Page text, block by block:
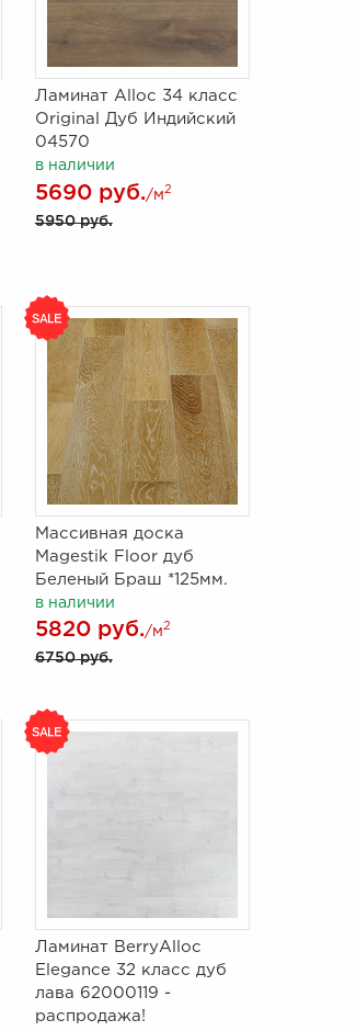
Ламинат Alloc 34 класс
Original Дуб Индийский
04570
в наличии
5690 руб./м2
5950 руб.
Массивная доска
Magestik Floor дуб
Беленый Браш *125мм.
в наличии
5820 руб./м 2
6750 руб.
Ламинат BerryAlloc
Elegance 32 класс дуб
лава 62000119 -
распродажа!